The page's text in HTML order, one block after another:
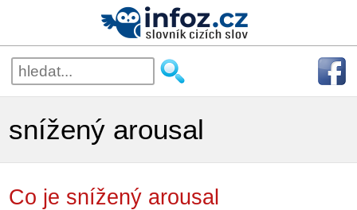
snížený arousal
Co je snížený arousal